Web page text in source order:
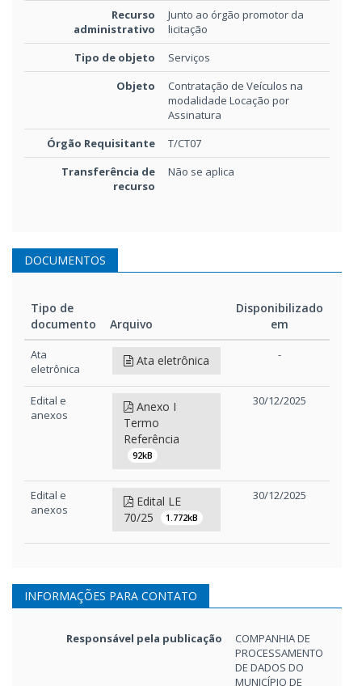
Recurso
administrativo
Junto ao órgão promotor da
licitação
Tipo de objeto
Serviços
Objeto
Contratação de Veículos na
modalidade Locação por
Assinatura
Órgão Requisitante
T/CT07
Transferência de
recurso
Não se aplica
DOCUMENTOS
Tipo de
documento
Arquivo
Disponibilizado
em
Tipo de
documento
Ata
eletrônica
Ata eletrônica -
Edital e
anexos
Anexo I
Termo
Referência
92kB
30/12/2025
Edital e
anexos
Edital LE
70/25
1.772kB
30/12/2025
INFORMAÇÕES PARA CONTATO
Responsável pela publicação
COMPANHIA DE
PROCESSAMENTO
DE DADOS DO
MUNICÍPIO DE